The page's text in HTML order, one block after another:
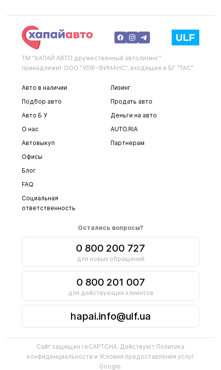
ТМ "ХАПАЙ АВТО дружественный автолизинг"
принадлежит ООО "УЛФ-ФИНАНС", входящее в БГ "ТАС"
Авто в наличии
Подбор авто
Авто Б У
О нас
Автовыкуп
Лизинг
Продать авто
Деньги на авто
AUTO.RIA
Партнерам
Офисы
Блог
FAQ
Социальная
ответственность
Остались вопросы?
0 800 200 727
для новых обращений
0 800 201 007
для действующих клиентов
hapai.info@ulf.ua
Сайт защищен reCAPTCHA. Действуют Политика
конфиденциальности и Условия предоставления услуг
Google.